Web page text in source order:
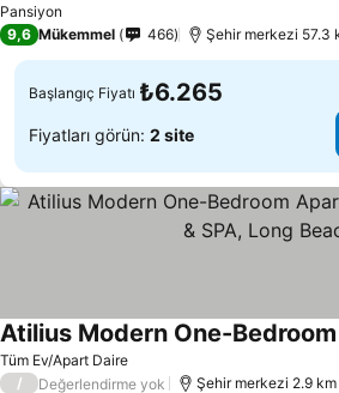
Pansiyon
9,6 Mükemmel 466 Şehir merkezi 57.3
Başlangıç Fiyatı ₺6.265
Fiyatları görün: 2 site
Tüm Ev/Apart Daire
/ Değerlendirme yok Şehir merkezi 2.9 km